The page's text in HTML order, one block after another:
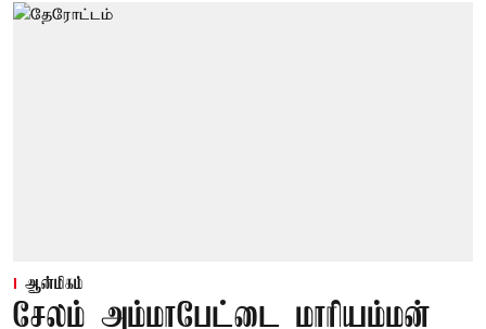
ஆன்மிகம்
சேலம் அம்மாபேட்டை மாரியம்மன்